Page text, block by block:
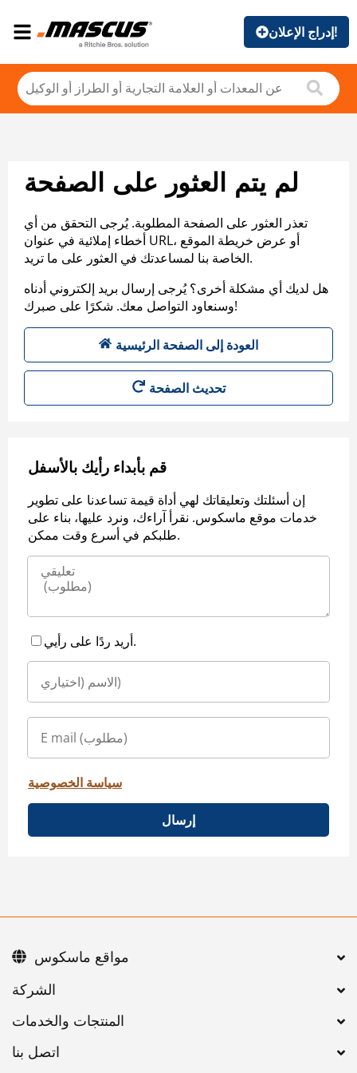
إدراج الإعلان!
لم يتم العثور على الصفحة
تعذر العثور على الصفحة المطلوبة. يُرجى التحقق من أي
أخطاء إملائية في عنوان URL، أو عرض خريطة الموقع
الخاصة بنا لمساعدتك في العثور على ما تريد.
هل لديك أي مشكلة أخرى؟ يُرجى إرسال بريد إلكتروني أدناه
وسنعاود التواصل معك. شكرًا على صبرك!
العودة إلى الصفحة الرئيسية
تحديث الصفحة
قم بأبداء رأيك بالأسفل
إن أسئلتك وتعليقاتك لهي أداة قيمة تساعدنا على تطوير
خدمات موقع ماسكوس. نقرأ آراءك، ونرد عليها، بناء على
طلبكم في أسرع وقت ممكن.
أريد ردًا على رأيي.
سياسة الخصوصية
إرسال
اتصل بنا
مواقع ماسكوس